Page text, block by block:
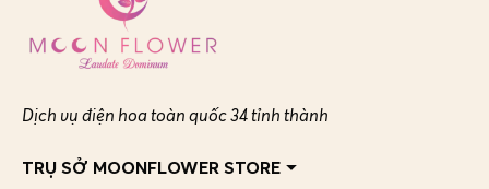
Dịch vụ điện hoa toàn quốc 34 tỉnh thành
TRỤ SỞ MOONFLOWER STORE